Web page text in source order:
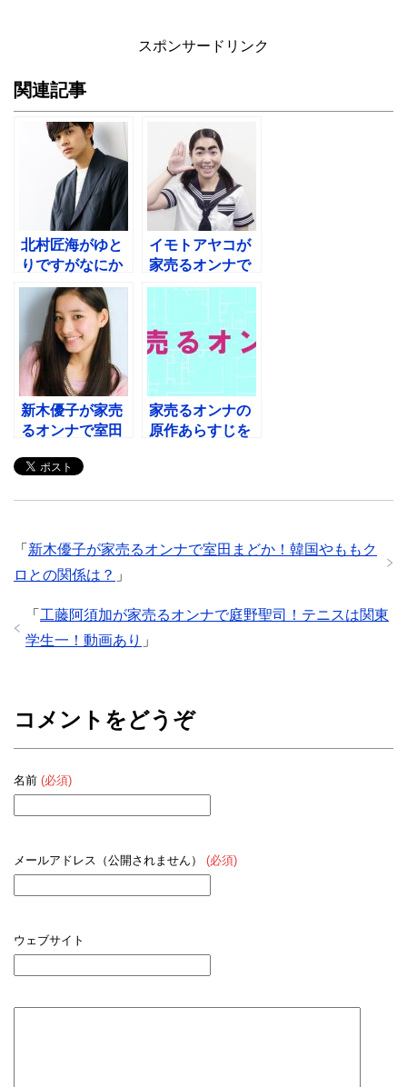
スポンサードリンク
関連記事
北村匠海がゆと
りですがなにか
で小暮静磨役！
佐倉の彼氏？
イモトアヤコが
家売るオンナで
白州美加！演技
力とドラマ出演
歴は？
新木優子が家売
るオンナで室田
ももクロとの関
家売るオンナの
原作あらすじを
「 新木優子が家売るオンナで室田まどか！韓国やももク
ロとの関係は？ 」
「 工藤阿須加が家売るオンナで庭野聖司！テニスは関東
学生一！動画あり 」
コメントをどうぞ
名前 (必須)
メールアドレス（公開されません） (必須)
ウェブサイト